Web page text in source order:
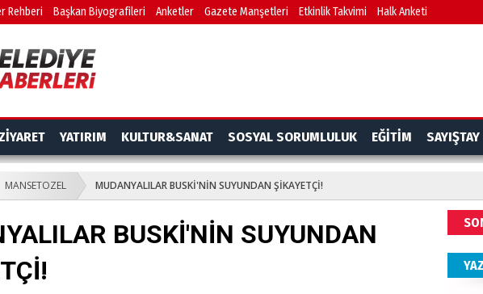
Rehberi Başkan Biyografileri Anketler Gazete Manşetleri Etkinlik Takvimi Halk Anketi
YATIRIM KULTUR&SANAT SOSYAL SORUMLULUK EĞİTİM SAYIŞTAY
MANSETOZEL MUDANYALILAR BUSKİ'NİN SUYUNDAN ŞİKAYETÇİ!
BUSKİ'NİN SUYUNDAN